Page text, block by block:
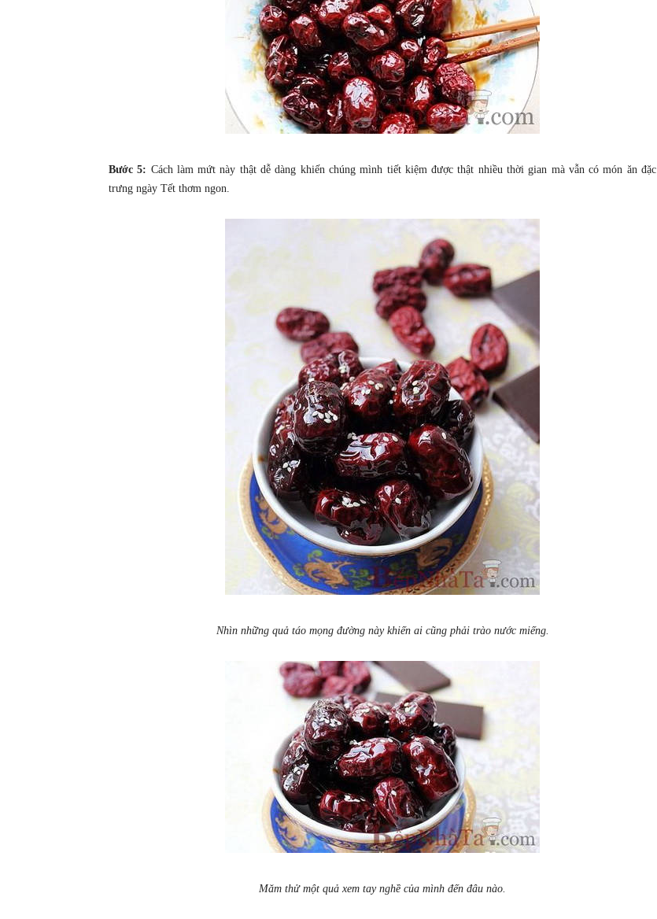
Bước 5: Cách làm mứt này thật dễ dàng khiến chúng mình tiết kiệm được thật nhiều thời gian mà vẫn có món ăn đặc
trưng ngày Tết thơm ngon.
Nhìn những quả táo mọng đường này khiến ai cũng phải trào nước miếng.
Măm thử một quả xem tay nghề của mình đến đâu nào.